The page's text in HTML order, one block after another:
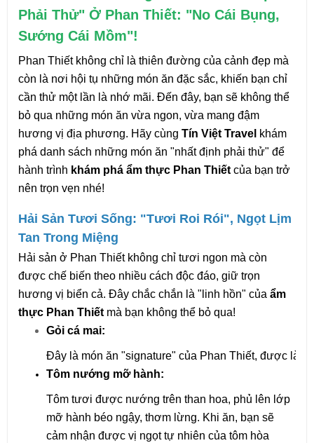
Phải Thử" Ở Phan Thiết: "No Cái Bụng,
Sướng Cái Mồm"!
Phan Thiết không chỉ là thiên đường của cảnh đẹp mà
còn là nơi hội tụ những món ăn đặc sắc, khiến bạn chỉ
cần thử một lần là nhớ mãi. Đến đây, bạn sẽ không thể
bỏ qua những món ăn vừa ngon, vừa mang đậm
hương vị địa phương. Hãy cùng Tín Việt Travel khám
phá danh sách những món ăn "nhất định phải thử" để
hành trình khám phá ẩm thực Phan Thiết của bạn trở
nên trọn vẹn nhé!
Hải Sản Tươi Sống: "Tươi Roi Rói", Ngọt Lịm
Tan Trong Miệng
Hải sản ở Phan Thiết không chỉ tươi ngon mà còn
được chế biến theo nhiều cách độc đáo, giữ trọn
hương vị biển cả. Đây chắc chắn là "linh hồn" của ẩm
thực Phan Thiết mà bạn không thể bỏ qua!
Gỏi cá mai:
Đây là món ăn "signature" của Phan Thiết, được làm
Tôm nướng mỡ hành:
Tôm tươi được nướng trên than hoa, phủ lên lớp
mỡ hành béo ngậy, thơm lừng. Khi ăn, bạn sẽ
cảm nhận được vị ngọt tự nhiên của tôm hòa